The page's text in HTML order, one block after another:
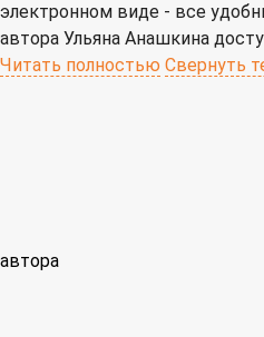
электронном виде - все
автора Ульяна Анашкина
Читать полностью Свернуть
автора